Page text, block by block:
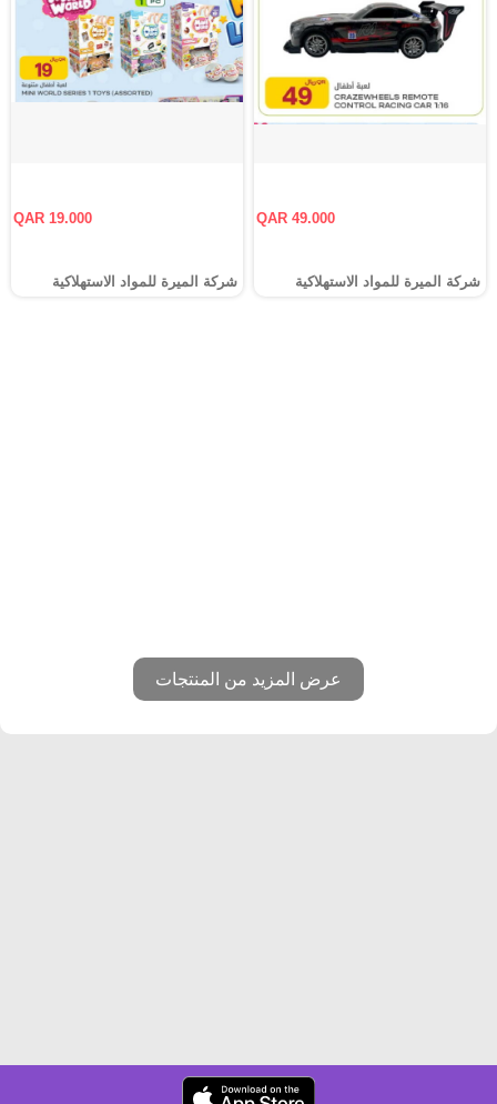
QAR 49.000
شركة الميرة للمواد الاستهلاكية
QAR 19.000
شركة الميرة للمواد الاستهلاكية
عرض المزيد من المنتجات